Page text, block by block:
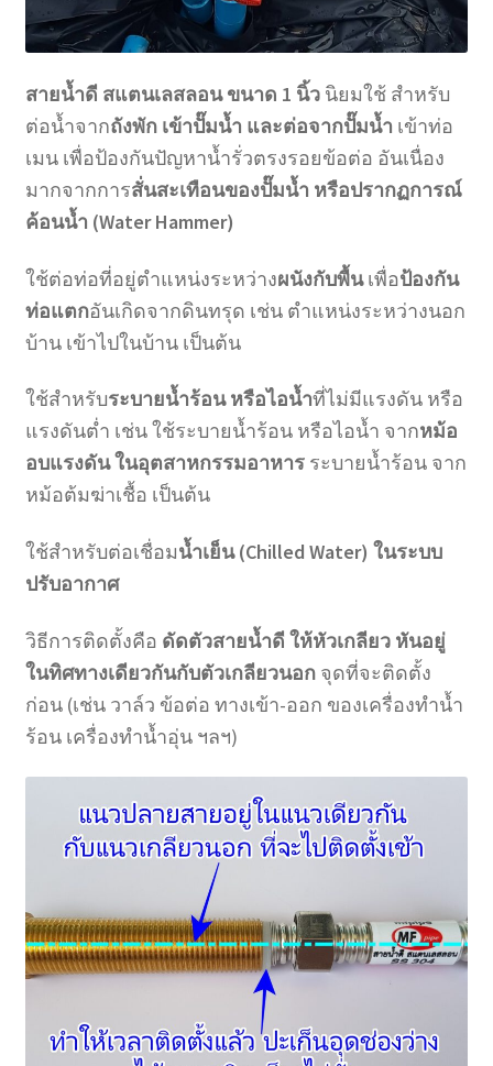
สายน้ำดี สแตนเลสลอน ขนาด 1 นิ้ว นิยมใช้ สำหรับ
ต่อน้ำจากถังพัก เข้าปั๊มน้ำ และต่อจากปั๊มน้ำ เข้าท่อ
เมน เพื่อป้องกันปัญหาน้ำรั่วตรงรอยข้อต่อ อันเนื่อง
มากจากการสั่นสะเทือนของปั๊มน้ำ หรือปรากฏการณ์
ค้อนน้ำ (Water Hammer)
ใช้ต่อท่อที่อยู่ตำแหน่งระหว่างผนังกับพื้นเพื่อป้องกัน
ท่อแตกอันเกิดจากดินทรุด เช่น ตำแหน่งระหว่างนอก
บ้าน เข้าไปในบ้าน เป็นต้น
ใช้สำหรับระบายน้ำร้อน หรือไอน้ำที่ไม่มีแรงดัน หรือ
แรงดันต่ำ เช่น ใช้ระบายน้ำร้อน หรือไอน้ำ จากหม้อ
อบแรงดัน ในอุตสาหกรรมอาหารระบายน้ำร้อน จาก
หม้อต้มฆ่าเชื้อ เป็นต้น
ใช้สำหรับต่อเชื่อมน้ำเย็น (Chilled Water) ในระบบ
ปรับอากาศ
วิธีการติดตั้งคือ ดัดตัวสายน้ำดี ให้หัวเกลียว หันอยู่
ในทิศทางเดียวกันกับตัวเกลียวนอกจุดที่จะติดตั้ง
ก่อน (เช่น วาล์ว ข้อต่อ ทางเข้า-ออก ของเครื่องทำน้ำ
ร้อน เครื่องทำน้ำอุ่น ฯลฯ)